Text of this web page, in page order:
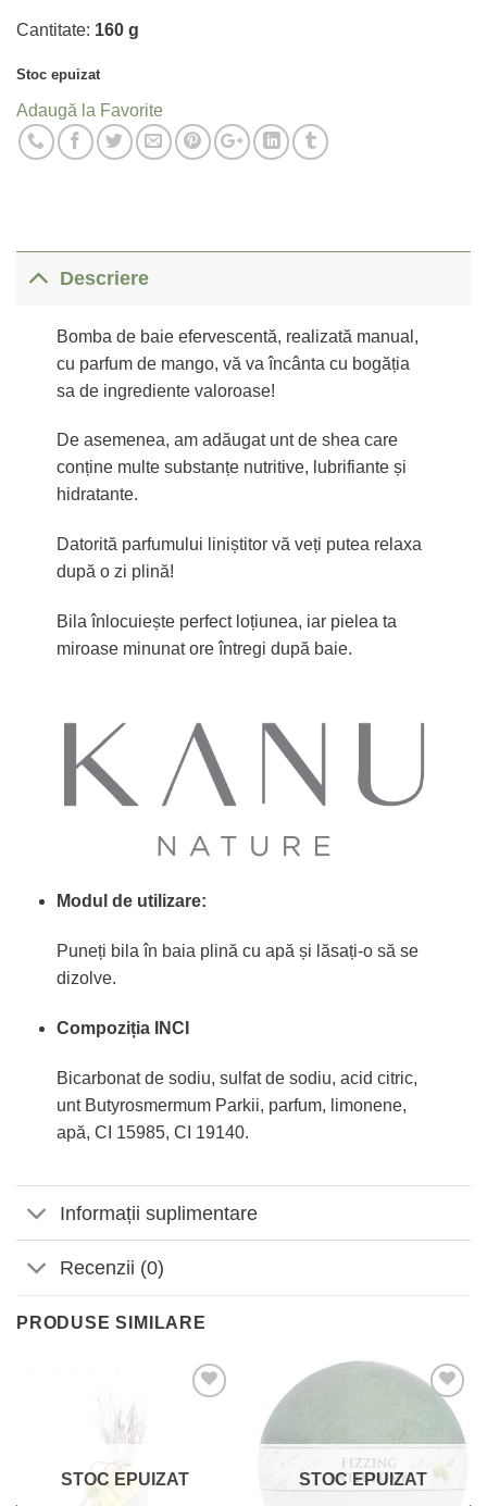
Cantitate: 160 g
Stoc epuizat
Adaugă la Favorite
Descriere
Bomba de baie efervescentă, realizată manual,
cu parfum de mango, vă va încânta cu bogăția
sa de ingrediente valoroase!
De asemenea, am adăugat unt de shea care
conține multe substanțe nutritive, lubrifiante și
hidratante.
Datorită parfumului liniștitor vă veți putea relaxa
după o zi plină!
Bila înlocuiește perfect loțiunea, iar pielea ta
miroase minunat ore întregi după baie.
Modul de utilizare:
Puneți bila în baia plină cu apă și lăsați-o să se
dizolve.
Compoziția INCI
Bicarbonat de sodiu, sulfat de sodiu, acid citric,
unt Butyrosmermum Parkii, parfum, limonene,
apă, CI 15985, CI 19140.
Informații suplimentare
Recenzii (0)
PRODUSE SIMILARE
STOC EPUIZAT
Adaugă
Favorite
STOC EPUIZAT